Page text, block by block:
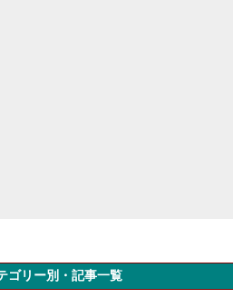
ゴリー別・記事一覧